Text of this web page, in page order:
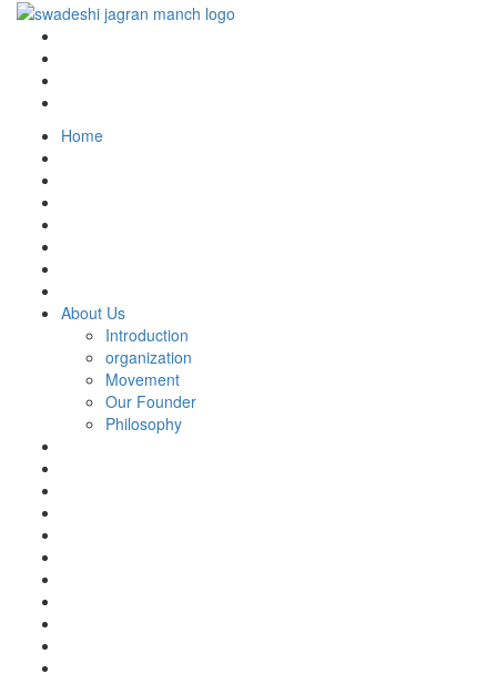
Home
About Us
Introduction
organization
Movement
Our Founder
Philosophy